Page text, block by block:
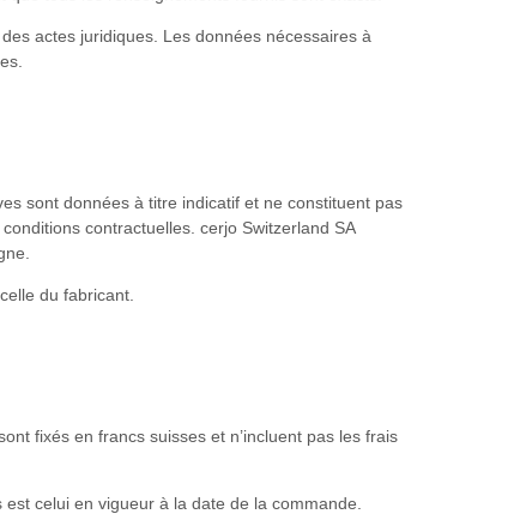
actes juridiques. Les données nécessaires à
sont données à titre indicatif et ne constituent pas
contractuelles. cerjo Switzerland SA
du fabricant.
fixés en francs suisses et n’incluent pas les frais
celui en vigueur à la date de la commande.